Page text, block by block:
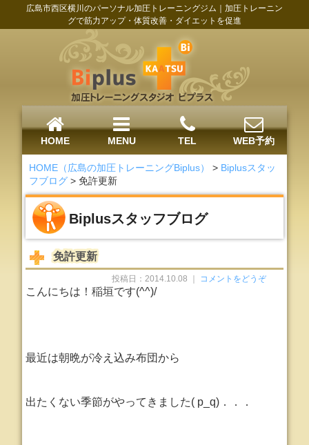
広島市西区横川のパーソナル加圧トレーニングジム｜加圧トレーニン
グで筋力アップ・体質改善・ダイエットを促進
HOME MENU TEL WEB予約
HOME（広島の加圧トレーニングBiplus） > Biplusスタッ
フブログ >免許更新
Biplusスタッフブログ
免許更新
投稿日：2014.10.08 ｜ コメントをどうぞ
こんにちは！稲垣です(^^)/
最近は朝晩が冷え込み布団から
出たくない季節がやってきました( p_q)．．．